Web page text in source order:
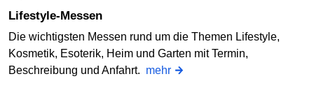
Lifestyle-Messen
Die wichtigsten Messen rund um die Themen Lifestyle,
Kosmetik, Esoterik, Heim und Garten mit Termin,
Beschreibung und Anfahrt. mehr